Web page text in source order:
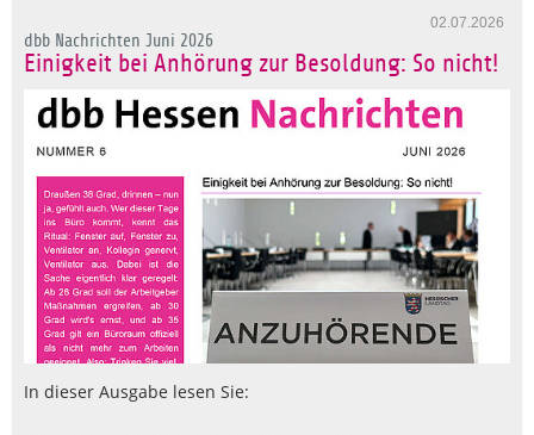
02.07.2026
dbb Nachrichten Juni 2026
Einigkeit bei Anhörung zur Besoldung: So nicht!
In dieser Ausgabe lesen Sie: